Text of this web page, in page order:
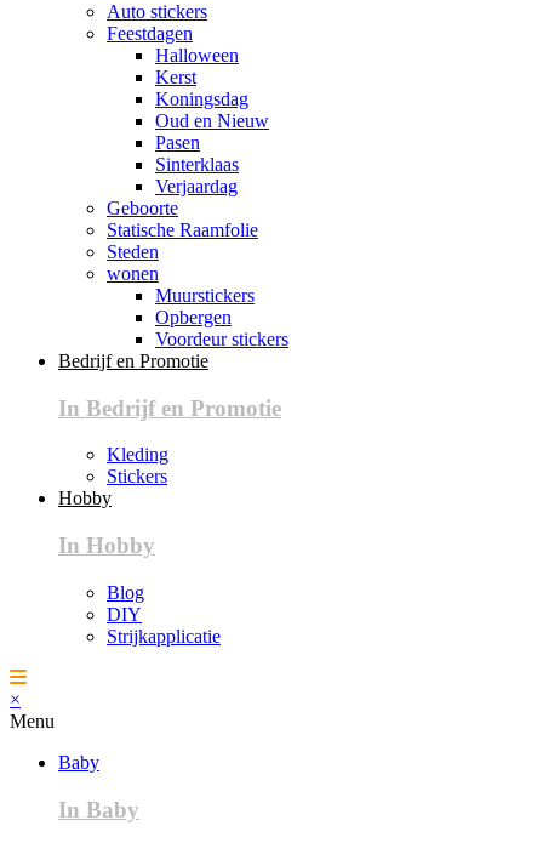
Auto stickers
Feestdagen
Halloween
Kerst
Koningsdag
Oud en Nieuw
Pasen
Sinterklaas
Verjaardag
Geboorte
Statische Raamfolie
Steden
wonen
Muurstickers
Opbergen
Voordeur stickers
Bedrijf en Promotie
In Bedrijf en Promotie
Kleding
Stickers
Hobby
In Hobby
Blog
DIY
Strijkapplicatie
×
Menu
Baby
In Baby